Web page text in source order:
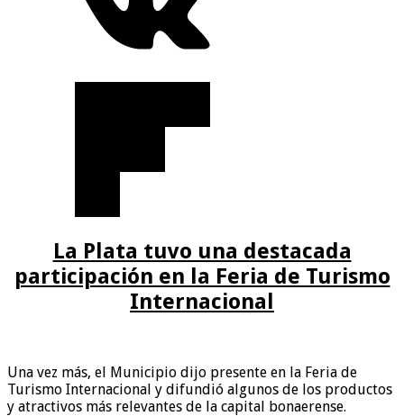
La Plata tuvo una destacada
participación en la Feria de Turismo
Internacional
Una vez más, el Municipio dijo presente en la Feria de
Turismo Internacional y difundió algunos de los productos
y atractivos más relevantes de la capital bonaerense.